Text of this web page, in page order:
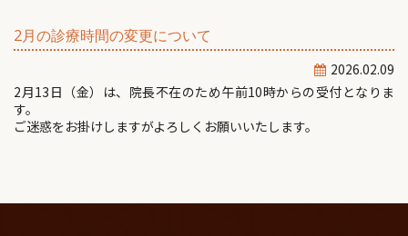
2月の診療時間の変更について
2026.02.09
2月13日（金）は、院長不在のため午前10時からの受付となりま
す。
ご迷惑をお掛けしますがよろしくお願いいたします。